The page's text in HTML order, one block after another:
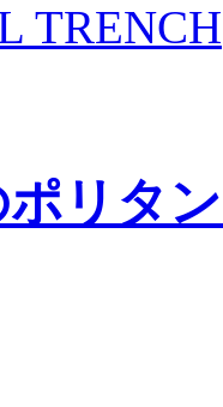
TRENCH
リタ